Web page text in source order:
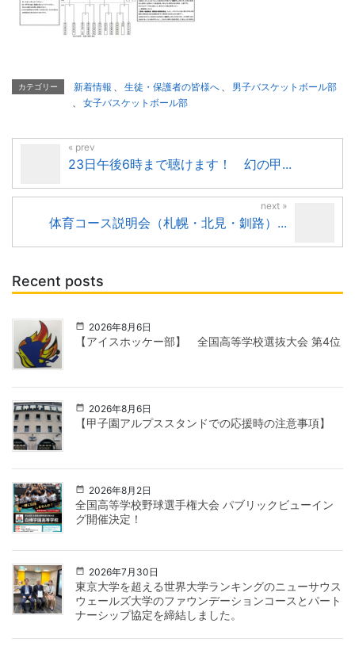
カテゴリー 新着情報 、 生徒・保護者の皆様へ 、
男子バスケットボール部
、
女子バスケットボール部
23日午後6時まで聴けます！ 幻の甲...
体育コース説明会（札幌・北見・釧路）...
Recent posts
2026年8月6日
【アイスホッケー部】 全国高等学校選抜大会 第4位
2026年8月6日
【甲子園アルプススタンドでの応援時の注意事項】
2026年8月2日
全国高等学校野球選手権大会 パブリックビューイン
グ開催決定！
2026年7月30日
東京大学を超える世界大学ランキングのニューサウス
ウェールズ大学のファウンデーションコースとパート
ナーシップ協定を締結しました。